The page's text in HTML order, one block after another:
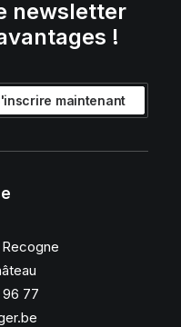
newsletter
!
96 77